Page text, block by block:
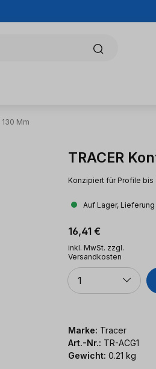
Mm
TRACER
Konzipiert für Profile bis
Auf Lager,
Regulärer Preis:
16,41 €
inkl. MwSt. zzgl.
Versandkosten
Anzahl
1
Marke: Tracer
Art.-Nr.: TR-ACG1
Gewicht: 0.21 kg